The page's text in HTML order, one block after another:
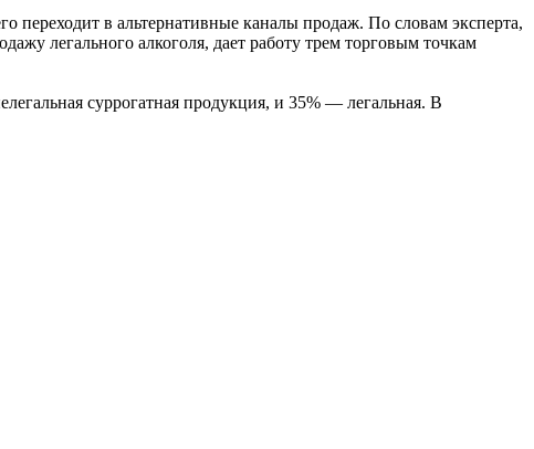
переходит в альтернативные каналы продаж. По словам эксперта,
легального алкоголя, дает работу трем торговым точкам
суррогатная продукция, и 35% — легальная. В